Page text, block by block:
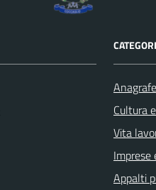
Cultura
Vita
Imprese
Appalti